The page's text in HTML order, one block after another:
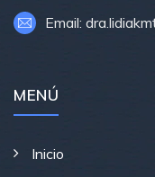
Email:
MENÚ
Inicio